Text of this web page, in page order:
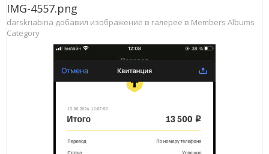
IMG-4557.png
darskriabina добавил изображение в галерее в Members Albums
Category